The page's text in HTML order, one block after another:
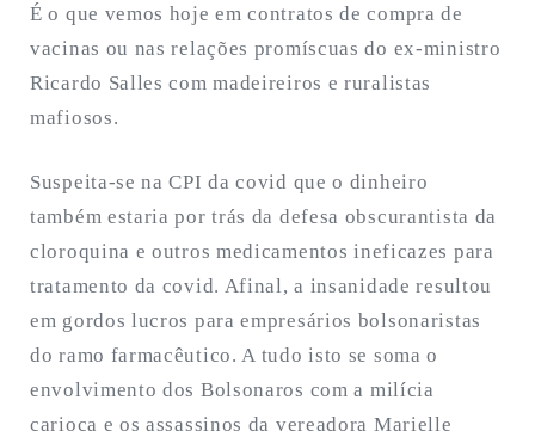
É o que vemos hoje em contratos de compra de
vacinas ou nas relações promíscuas do ex-ministro
Ricardo Salles com madeireiros e ruralistas
mafiosos.
Suspeita-se na CPI da covid que o dinheiro
também estaria por trás da defesa obscurantista da
cloroquina e outros medicamentos ineficazes para
tratamento da covid. Afinal, a insanidade resultou
em gordos lucros para empresários bolsonaristas
do ramo farmacêutico. A tudo isto se soma o
envolvimento dos Bolsonaros com a milícia
carioca e os assassinos da vereadora Marielle